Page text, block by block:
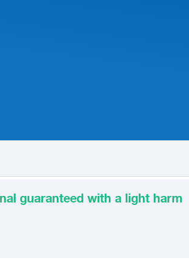
guaranteed with a light harm